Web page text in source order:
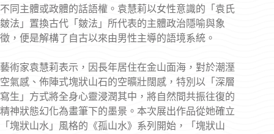
不同主體或政體的話語權。袁慧莉以女性意識的「袁氏
皴法」置換古代「皴法」所代表的主體政治隱喻與象
徵，便是解構了自古以來由男性主導的語境系統。
藝術家袁慧莉表示，因長年居住在金山面海，對於潮溼
空氣感、佈陣式塊狀山石的空曠壯闊感，特別以「深層
寫生」方式將全身心靈浸潤其中，將自然間共振往復的
精神狀態幻化為畫筆下的墨景。本次展出作品從她確立
「塊狀山水」風格的《孤山水》系列開始，「塊狀山